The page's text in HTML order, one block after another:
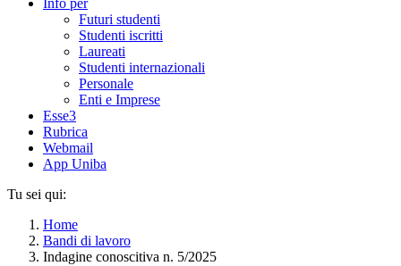
Info per
Futuri studenti
Studenti iscritti
Laureati
Studenti internazionali
Personale
Enti e Imprese
Esse3
Rubrica
Webmail
App Uniba
Tu sei qui:
Home
Bandi di lavoro
Indagine conoscitiva n. 5/2025